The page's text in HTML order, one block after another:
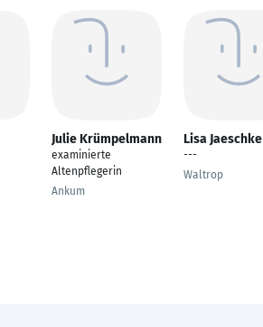
Julie Krümpelmann
examinierte
Altenpflegerin
Ankum
Lisa Jaeschke
---
Waltrop